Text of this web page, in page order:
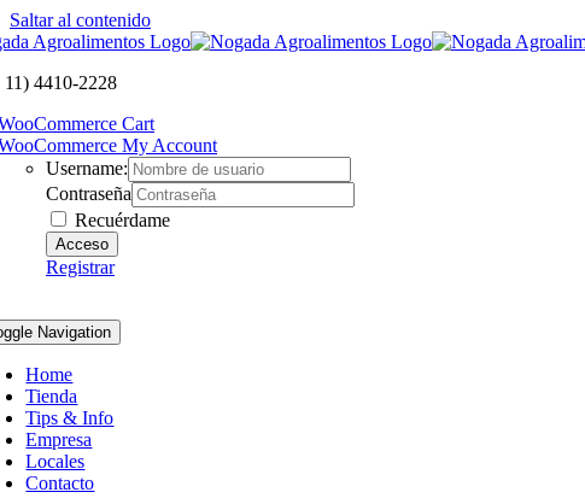
Saltar al contenido
4410-2228
Cart
My Account
Username:
Contraseña
Recuérdame
Registrar
Navigation
Home
Tienda
Tips & Info
Empresa
Locales
Contacto